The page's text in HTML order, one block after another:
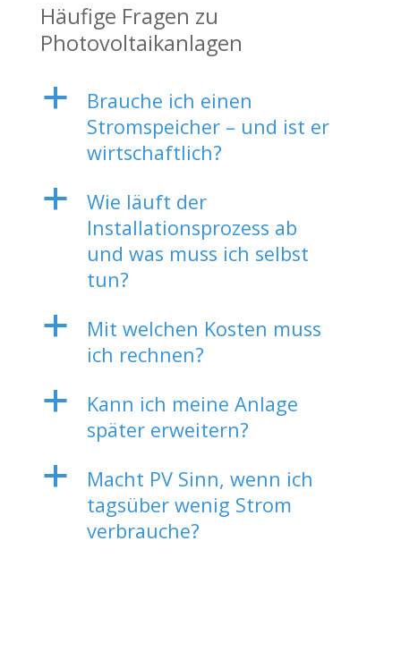
Häufige Fragen zu
Photovoltaikanlagen
a
Brauche ich einen
Stromspeicher – und ist er
wirtschaftlich?
a
Wie läuft der
Installationsprozess ab
und was muss ich selbst
tun?
a
Mit welchen Kosten muss
ich rechnen?
a
Kann ich meine Anlage
später erweitern?
a
Macht PV Sinn, wenn ich
tagsüber wenig Strom
verbrauche?